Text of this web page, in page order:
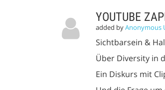
YOUTUBE
added byAnonymous
Sichtbarsein &
Über Diversity in
Ein Diskurs mit